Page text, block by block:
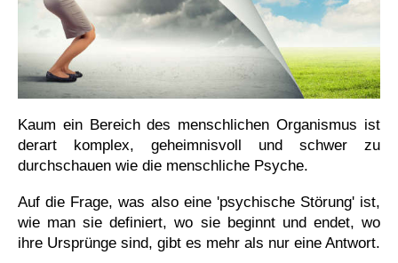
Kaum ein Bereich des menschlichen Organismus ist
derart komplex, geheimnisvoll und schwer zu
durchschauen wie die menschliche Psyche.
Auf die Frage, was also eine 'psychische Störung' ist,
wie man sie definiert, wo sie beginnt und endet, wo
ihre Ursprünge sind, gibt es mehr als nur eine Antwort.